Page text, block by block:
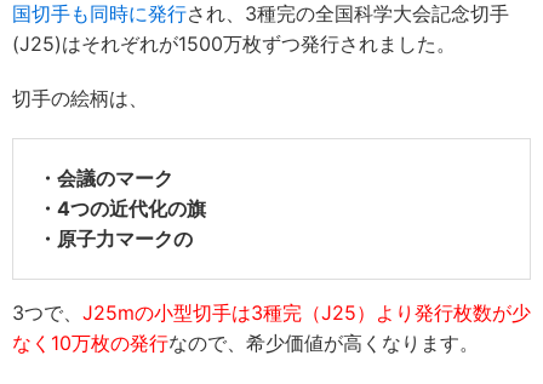
国切手も同時に発行され、3種完の全国科学大会記念切手
(J25)はそれぞれが1500万枚ずつ発行されました。
切手の絵柄は、
・会議のマーク
・4つの近代化の旗
・原子力マークの
3つで、 J25mの小型切手は3種完（J25）より発行枚数が少
なく10万枚の発行なので、希少価値が高くなります。